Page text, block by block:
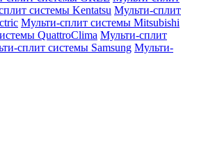
системы Kentatsu Мульти-сплит
Мульти-сплит системы Mitsubishi
QuattroClima Мульти-сплит
сплит системы Samsung Мульти-